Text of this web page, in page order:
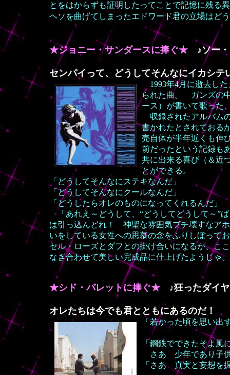
とをはからずも証明したってことで記憶に残
ヘソを曲げてしまったエドワード君の立場は
★ジョニー・サンダースに捧ぐ★ ♪ソー・
センパイって、どうしてそんなにイカシテ
1993年4月に逝去し
られた曲。 ガンズの
ース）が書いて歌った
収録されたアルバム
書かれたとされておる
売自体が半年近くも伸
前だったという記録も
共に出来る喜び（＆近
とができる。
「どうしてそんなにステキなんだ」
「どうしてそんなにクールなんだ」
「どうしたらオレのものになってくれるんだ」
「あれえ～どうして、“どうしてどうして～”
は引っ込んどれ！ 神聖な雰囲気ブチ壊すなア
いをしている女性への思慕の念をふりしぼっ
セル・ローズとダフとの掛け合いになるが、こ
なぎ合わせて美しい完成品に仕上げたようじゃ。
★シド・バレットに捧ぐ★ ♪狂ったダイ
オレたちは今でも君とともにあるのだ！
「若かった頃を思い
輝け 狂
「鋼鉄でできたそよ風
さあ 少年であり子
「さあ 真実と妄想を